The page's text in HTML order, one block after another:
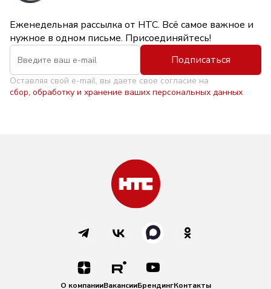
Еженедельная рассылка от НТС. Всё самое важное и
нужное в одном письме. Присоединяйтесь!
Подписаться
Оставляя свой e-mail, вы даете свое согласие на
сбор, обработку и хранение ваших персональных данных
О компанииВакансииБрендингКонтакты